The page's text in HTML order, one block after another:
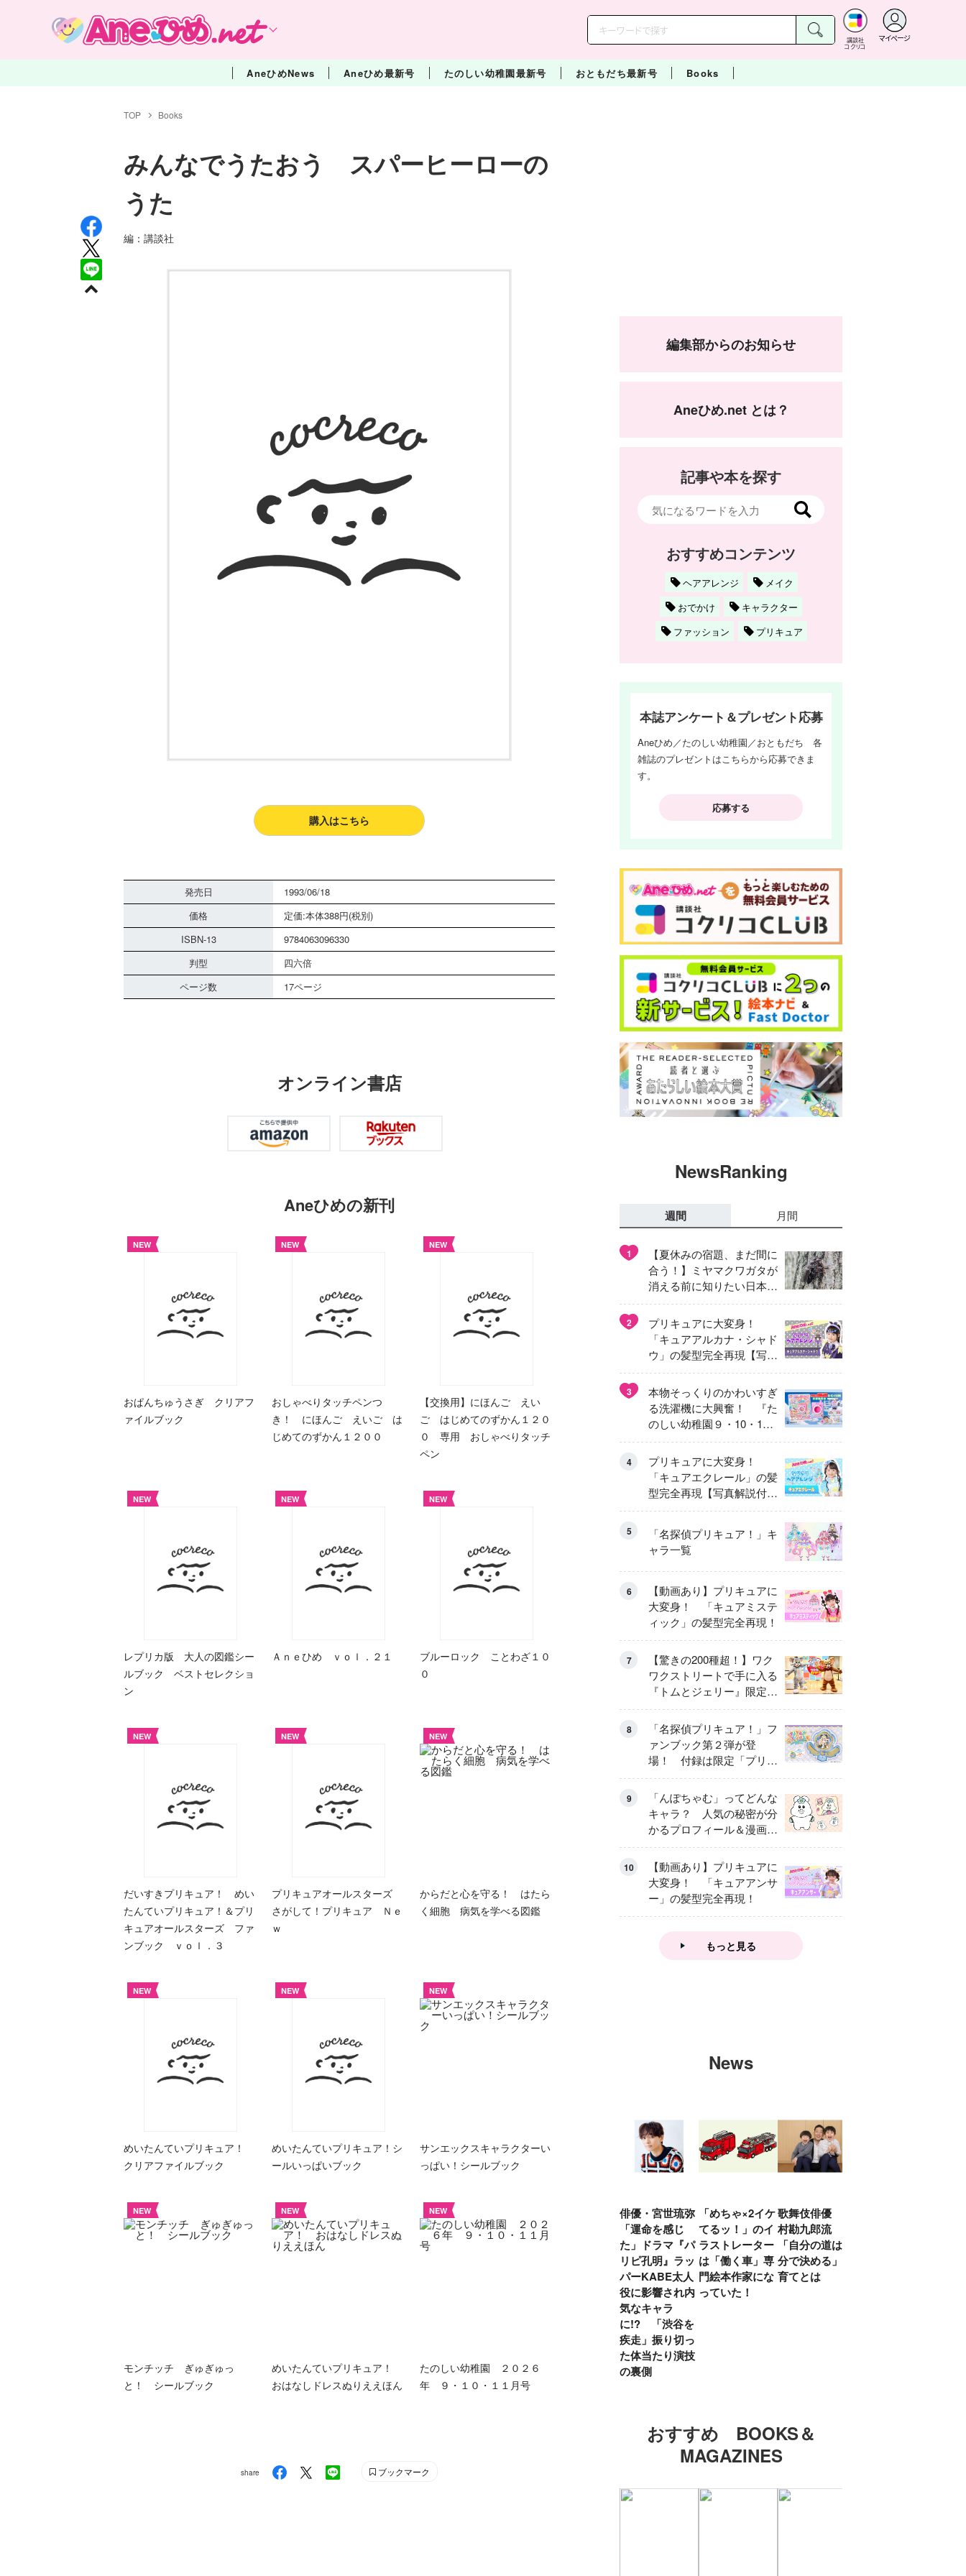
講談社
コクリコ
マイページ
AneひめNews Aneひめ最新号 たのしい幼稚園最新号 おともだち最新号 Books
TOP Books
みんなでうたおう スパーヒーローの
うた
編：講談社
購入はこちら
発売日
1993/06/18
価格
定価:本体388円(税別)
ISBN-13
9784063096330
判型
四六倍
ページ数
17ページ
オンライン書店
Aneひめの新刊
NEW
おぱんちゅうさぎ クリアフ
ァイルブック
NEW
おしゃべりタッチペンつ
き！ にほんご えいご は
じめてのずかん１２００
NEW
【交換用】にほんご えい
ご はじめてのずかん１２０
０ 専用 おしゃべりタッチ
ペン
NEW
レプリカ版 大人の図鑑シー
ルブック ベストセレクショ
ン
NEW
Ａｎｅひめ ｖｏｌ．２１
NEW
ブルーロック ことわざ１０
０
NEW
だいすきプリキュア！ めい
たんていプリキュア！＆プリ
キュアオールスターズ ファ
ンブック ｖｏｌ．３
NEW
プリキュアオールスターズ
さがして！プリキュア Ｎｅ
ｗ
NEW
からだと心を守る！ はたら
く細胞 病気を学べる図鑑
NEW
めいたんていプリキュア！
クリアファイルブック
NEW
めいたんていプリキュア！シ
ールいっぱいブック
NEW
サンエックスキャラクターい
っぱい！シールブック
NEW
モンチッチ ぎゅぎゅっ
と！ シールブック
NEW
めいたんていプリキュア！
おはなしドレスぬりええほん
NEW
たのしい幼稚園 ２０２６
年 ９・１０・１１月号
share ブックマーク
編集部からのお知らせ
Aneひめ.net とは？
記事や本を探す
おすすめコンテンツ
ヘアアレンジ
メイク
おでかけ
キャラクター
ファッション
プリキュア
本誌アンケート＆プレゼント応募
Aneひめ／たのしい幼稚園／おともだち 各
雑誌のプレゼントはこちらから応募できま
す。
応募する
NewsRanking
週間 月間
1
【夏休みの宿題、まだ間に
合う！】ミヤマクワガタが
消える前に知りたい日本の
異変
2
プリキュアに大変身！
「キュアアルカナ・シャド
ウ」の髪型完全再現【写真
解説付き】
3
本物そっくりのかわいすぎ
る洗濯機に大興奮！ 『た
のしい幼稚園９・10・11
月号』だけのオリジナル付
録「プリキュア くるくる
せんたくき」
4
プリキュアに大変身！
「キュアエクレール」の髪
型完全再現【写真解説付
き】
5
「名探偵プリキュア！」キ
ャラ一覧
6
【動画あり】プリキュアに
大変身！ 「キュアミステ
ィック」の髪型完全再現！
7
【驚きの200種超！】ワク
ワクストリートで手に入る
『トムとジェリー』限定グ
ッズ特集
8
「名探偵プリキュア！」フ
ァンブック第２弾が登
場！ 付録は限定「プリキ
ュアマコトジュエル キュ
アアルカナ・シャドウ ア
イスver.」 キュアエクレ
ールを大特集！
9
「んぽちゃむ」ってどんな
キャラ？ 人気の秘密が分
かるプロフィール＆漫画ま
とめ
10
【動画あり】プリキュアに
大変身！ 「キュアアンサ
ー」の髪型完全再現！
もっと見る
News
俳優・宮世琉弥
「運命を感じ
た」ドラマ『パ
リピ孔明』ラッ
パーKABE太人
役に影響され内
気なキャラ
に!? 「渋谷を
疾走」振り切っ
た体当たり演技
の裏側
「めちゃ×2イケ
てるッ！」のイ
ラストレーター
は「働く車」専
門絵本作家にな
っていた！
歌舞伎俳優 中
村勘九郎流
「自分の道は自
分で決める」子
育てとは
おすすめ BOOKS＆
MAGAZINES